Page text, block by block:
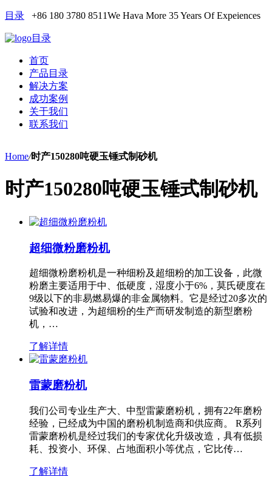
目录 +86 180 3780 8511We Hava More 35 Years Of Expeiences
目录
首页
产品目录
解决方案
成功案例
关于我们
联系我们
Home/时产150280吨硬玉锤式制砂机
时产150280吨硬玉锤式制砂机
超细微粉磨粉机
超细微粉磨粉机是一种细粉及超细粉的加工设备，此微
粉磨主要适用于中、低硬度，湿度小于6%，莫氏硬度在
9级以下的非易燃易爆的非金属物料。它是经过20多次的
试验和改进，为超细粉的生产而研发制造的新型磨粉
机，…
了解详情
雷蒙磨粉机
我们公司专业生产大、中型雷蒙磨粉机，拥有22年磨粉
经验，已经成为中国的磨粉机制造商和供应商。 R系列
雷蒙磨粉机是经过我们的专家优化升级改造，具有低损
耗、投资小、环保、占地面积小等优点，它比传…
了解详情